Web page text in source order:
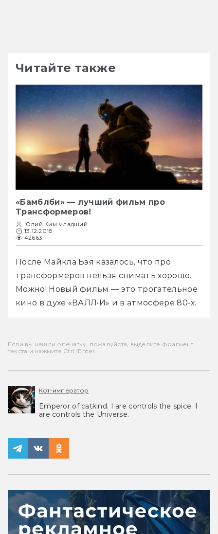
Читайте также
«Бамблби» — лучший фильм про
Трансформеров!
Юлий Ким младший
13.12.2018
42663
После Майкла Бэя казалось, что про
трансформеров нельзя снимать хорошо.
Можно! Новый фильм — это трогательное
кино в духе «ВАЛЛ•И» и в атмосфере 80-х.
Если вы нашли опечатку, пожалуйста, выделите фрагмент
текста и нажмите Ctrl+Enter.
Кот-император
Emperor of catkind. I are controls the spice, I
are controls the Universe.